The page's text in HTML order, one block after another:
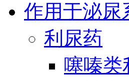
作用于泌尿
利尿药
噻嗪类